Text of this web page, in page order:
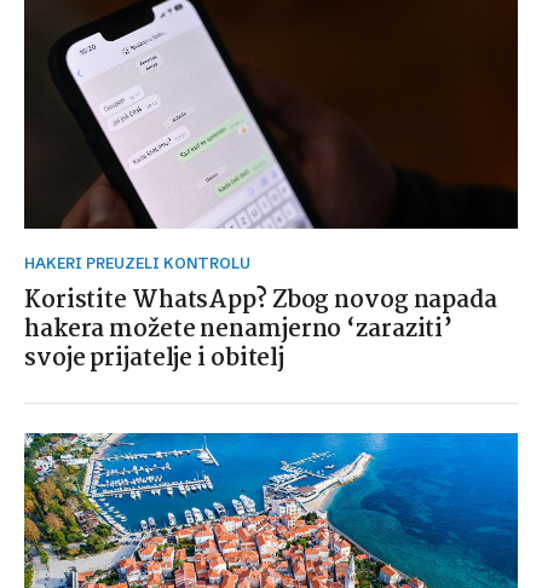
HAKERI PREUZELI KONTROLU
Koristite WhatsApp? Zbog novog napada
hakera možete nenamjerno ‘zaraziti’
svoje prijatelje i obitelj